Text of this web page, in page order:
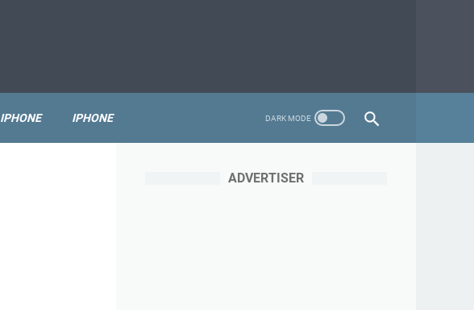
IPHONE IPHONE
ADVERTISER